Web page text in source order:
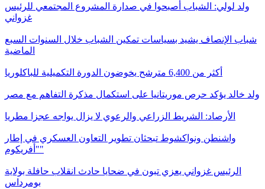
ولد لولي: الشباب أصبحوا في صدارة المشروع المجتمعي للرئيس
غزواني
شباب الإنصاف يشيد بسياسات تمكين الشباب خلال السنوات السبع
الماضية
أكثر من 6,400 مترشح يخوضون الدورة التكميلية للباكلوريا
ولد خالد يؤكد حرص موريتانيا على استكمال مذكرة التفاهم مع مصر
الأرصاد: الشريط الزراعي والرعوي لا يزال يواجه عجزا مطريا
واشنطن ونواكشوط تبحثان تطوير التعاون العسكري في إطار
"أفريكوم"
الرئيس غزواني يعزي تبون في ضحايا حادث انقلاب حافلة بولاية
بومرداس